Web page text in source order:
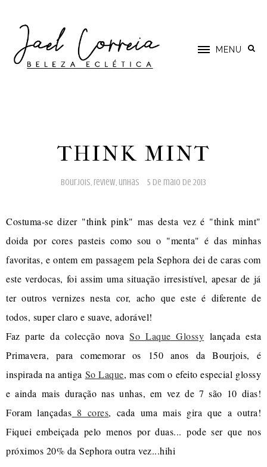
MENU
THINK MINT
bourjois, review, unhas 5 de maio de 2013
Costuma-se dizer "think pink" mas desta vez é "think mint"
doida por cores pasteis como sou o "menta" é das minhas
favoritas, e ontem em passagem pela Sephora dei de caras com
este verdocas, foi assim uma situação irresistível, apesar de já
ter outros vernizes nesta cor, acho que este é diferente de
todos, super claro e suave, adorável!
Faz parte da colecção novaSo Laque Glossy lançada esta
Primavera, para comemorar os 150 anos da Bourjois, é
inspirada na antiga So Laque, mas com o efeito especial glossy
e ainda mais duração nas unhas, em vez de 7 são 10 dias!
Foram lançadas 8 cores, cada uma mais gira que a outra!
Fiquei embeiçada pelo menos por duas... pode ser que nos
próximos 20% da Sephora outra vez...hihi